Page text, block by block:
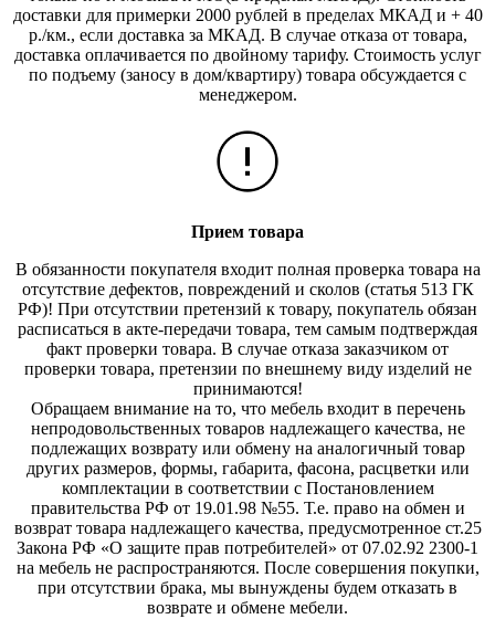
доставки для примерки 2000 рублей в пределах МКАД и + 40
р./км., если доставка за МКАД. В случае отказа от товара,
доставка оплачивается по двойному тарифу. Стоимость услуг
по подъему (заносу в дом/квартиру) товара обсуждается с
менеджером.
Прием товара
В обязанности покупателя входит полная проверка товара на
отсутствие дефектов, повреждений и сколов (статья 513 ГК
РФ)! При отсутствии претензий к товару, покупатель обязан
расписаться в акте-передачи товара, тем самым подтверждая
факт проверки товара. В случае отказа заказчиком от
проверки товара, претензии по внешнему виду изделий не
принимаются!
Обращаем внимание на то, что мебель входит в перечень
непродовольственных товаров надлежащего качества, не
подлежащих возврату или обмену на аналогичный товар
других размеров, формы, габарита, фасона, расцветки или
комплектации в соответствии с Постановлением
правительства РФ от 19.01.98 №55. Т.е. право на обмен и
возврат товара надлежащего качества, предусмотренное ст.25
Закона РФ «О защите прав потребителей» от 07.02.92 2300-1
на мебель не распространяются. После совершения покупки,
при отсутствии брака, мы вынуждены будем отказать в
возврате и обмене мебели.